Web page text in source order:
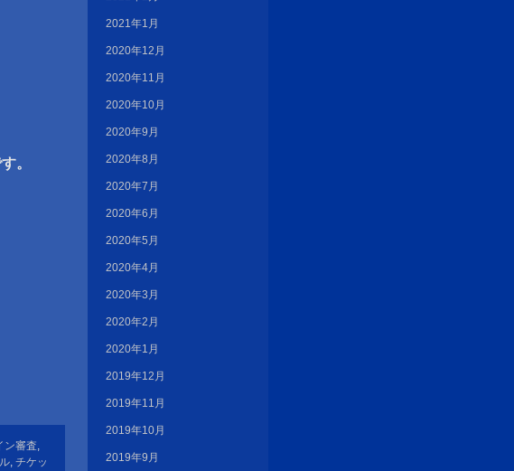
。
ン審査,
, チケッ
2021年1月
2020年12月
2020年11月
2020年10月
2020年9月
2020年8月
2020年7月
2020年6月
2020年5月
2020年4月
2020年3月
2020年2月
2020年1月
2019年12月
2019年11月
2019年10月
2019年9月